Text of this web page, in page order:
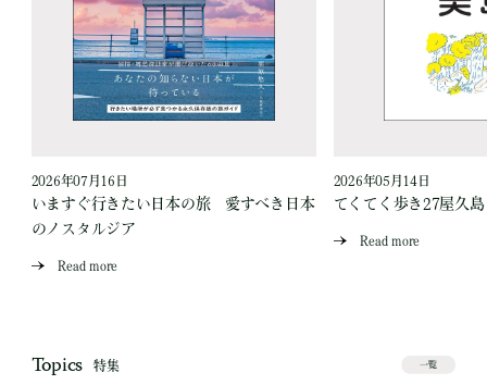
2026年07月16日
いますぐ行きたい日本の旅 愛すべき日本
のノスタルジア
Read more
2026年05月14日
てくてく歩き27屋久
Read more
Topics 特集 一覧